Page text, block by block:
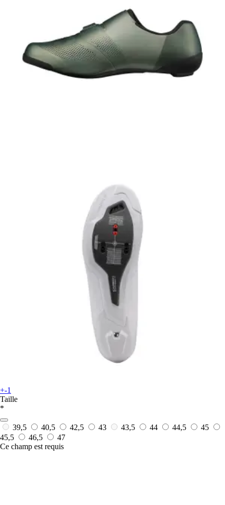
+-1
Taille
*
39,5 40,5 42,5 43 43,5 44 44,5
45
45,5
46,5
47
Ce champ est requis